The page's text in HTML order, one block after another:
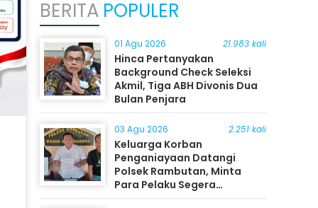
BERITA POPULER
01 Agu 2026 21.983 kali
Hinca Pertanyakan
Background Check Seleksi
Akmil, Tiga ABH Divonis Dua
Bulan Penjara
03 Agu 2026 2.251 kali
Keluarga Korban
Penganiayaan Datangi
Polsek Rambutan, Minta
Para Pelaku Segera
Ditangkap